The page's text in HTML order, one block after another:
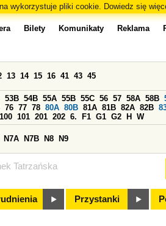
wykorzystuje pliki cookie. Dowiedz się
Tatrzańska
Bilety Komunikaty Reklama
13 14 15 16 41 43 45
53B 54B 55A 55B 55C 56 57 58A 58B
76 77 78 80A 80B 81A 81B 82A 82B
100 101 201 202 6. F1 G1 G2 H W
N7A N7B N8 N9
Przystanki